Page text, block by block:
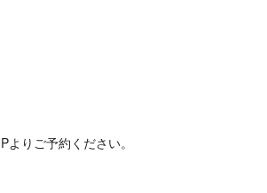
りご予約ください。